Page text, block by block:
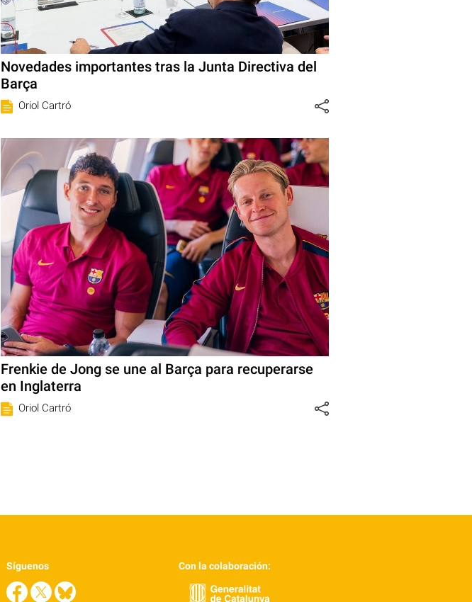
Novedades importantes tras la Junta Directiva del
Barça
Oriol Cartró
Frenkie de Jong se une al Barça para recuperarse
en Inglaterra
Oriol Cartró
Síguenos Con la colaboración: